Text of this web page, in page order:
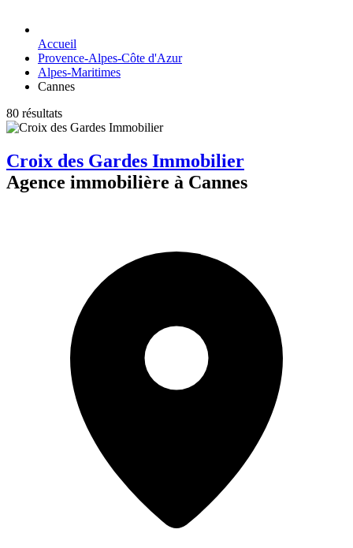
Accueil
Provence-Alpes-Côte d'Azur
Alpes-Maritimes
Cannes
80 résultats
Croix des Gardes Immobilier
Agence immobilière à Cannes